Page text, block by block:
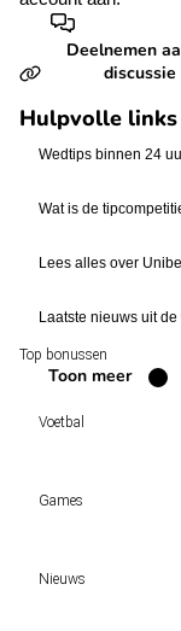
Deelnemen
discussie
Hulpvolle links
Wedtips binnen 24
Wat is de
Lees alles over
Laatste nieuws uit
Top bonussen
Toon meer
Voetbal
Wedtips
Games
VW-Tientje
Nieuws